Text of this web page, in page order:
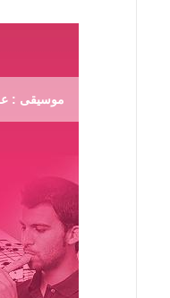
موسيقى :